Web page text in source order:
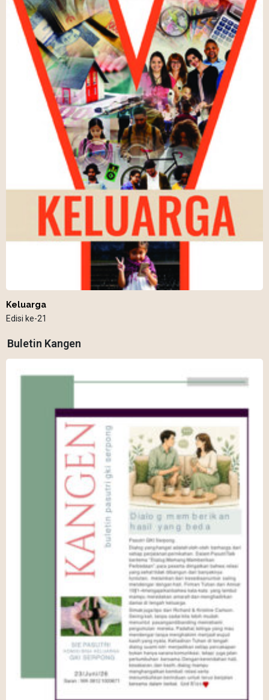
Keluarga
Edisi ke-21
Buletin Kangen